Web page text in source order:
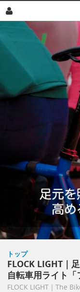
トップ
FLOCK LIGHT｜
自転車用ライト「
FLOCK LIGHT｜The